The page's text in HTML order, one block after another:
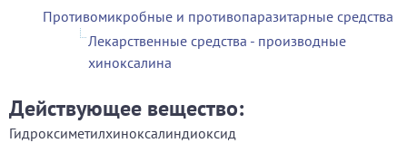
Противомикробные и противопаразитарные средства
Лекарственные средства - производные
хиноксалина
Действующее вещество:
Гидроксиметилхиноксалиндиоксид